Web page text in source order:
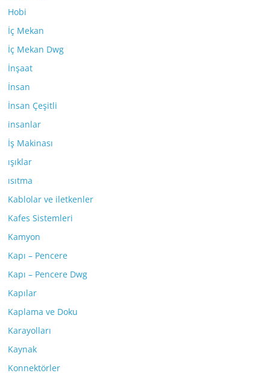
Hobi
İç Mekan
İç Mekan Dwg
İnşaat
İnsan
İnsan Çeşitli
insanlar
İş Makinası
ışıklar
ısıtma
Kablolar ve iletkenler
Kafes Sistemleri
Kamyon
Kapı – Pencere
Kapı – Pencere Dwg
Kapılar
Kaplama ve Doku
Karayolları
Kaynak
Konnektörler